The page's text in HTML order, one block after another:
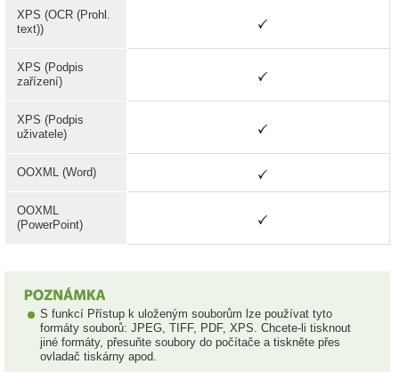
XPS (OCR (Prohl.
text))
XPS (Podpis
zařízení)
XPS (Podpis
uživatele)
OOXML (Word)
OOXML
(PowerPoint)
S funkcí Přístup k uloženým souborům lze používat tyto
formáty souborů: JPEG, TIFF, PDF, XPS. Chcete-li tisknout
jiné formáty, přesuňte soubory do počítače a tiskněte přes
ovladač tiskárny apod.